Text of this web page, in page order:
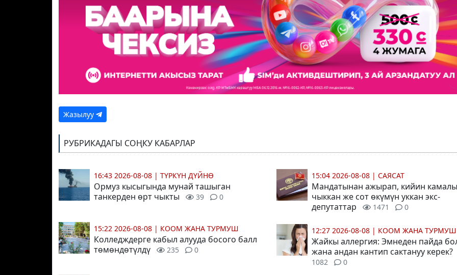
Жазылуу
РУБРИКАДАГЫ СОҢКУ КАБАРЛАР
16:43 2026-08-08 | ТҮРКҮН ДҮЙНӨ
Ормуз кысыгында мунай ташыган
танкерден өрт чыкты
39 0
15:22 2026-08-08 | КООМ ЖАНА ТУРМУШ
Колледждерге кабыл алууда босого балл
төмөндөтүлдү
235 0
15:04 2026-08-08 | САЯСАТ
Мандатынан ажырап, кийин
чыккан же сот өкүмүн уккан экс-
депутаттар
1471 0
12:27 2026-08-08 | КООМ ЖАНА ТУРМУШ
Жайкы аллергия: Эмнеден пайда
жана андан кантип сактануу керек?
1082 0